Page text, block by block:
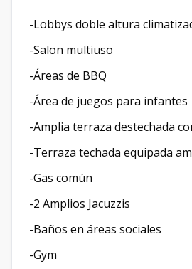
-Lobbys doble altura
-Salon multiuso
-Áreas de BBQ
-Área de juegos para infantes
-Amplia terraza destechada
-Terraza techada equipada
-Gas común
-2 Amplios Jacuzzis
-Baños en áreas sociales
-Gym